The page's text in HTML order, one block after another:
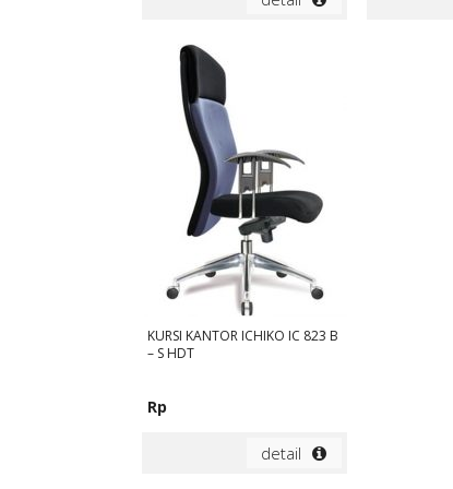
KURSI KANTOR ICHIKO IC 823 B
– S HDT
Rp
detail